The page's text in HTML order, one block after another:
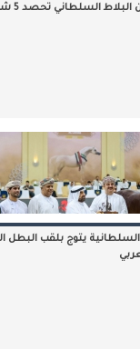
يتوج بلقب البطل